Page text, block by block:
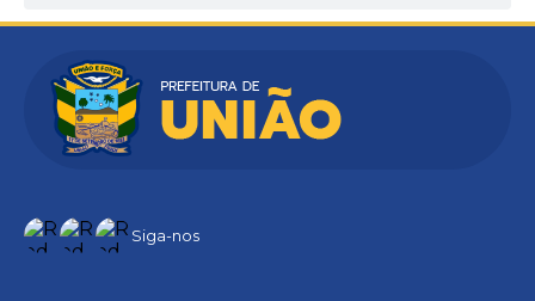
de
Cult
ura
e
Turi
smo
Fort
es
Siga-nos